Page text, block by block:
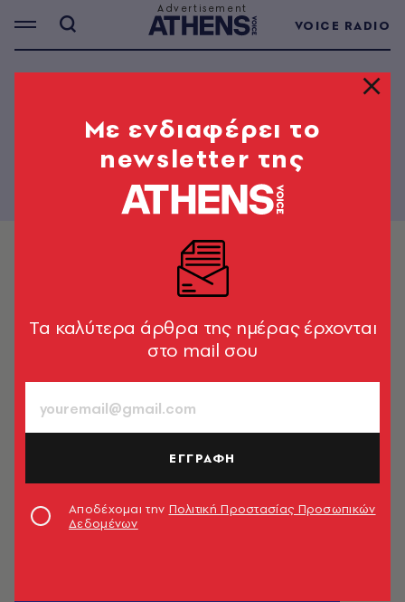
VOICE RADIO
THE PAPER - 934
Mε ενδιαφέρει το
newsletter της
Tα καλύτερα άρθρα της ημέρας έρχονται
στο mail σου
ΕΓΓΡΑΦΗ
Αποδέχομαι την Πολιτική Προστασίας Προσωπικών
Δεδομένων